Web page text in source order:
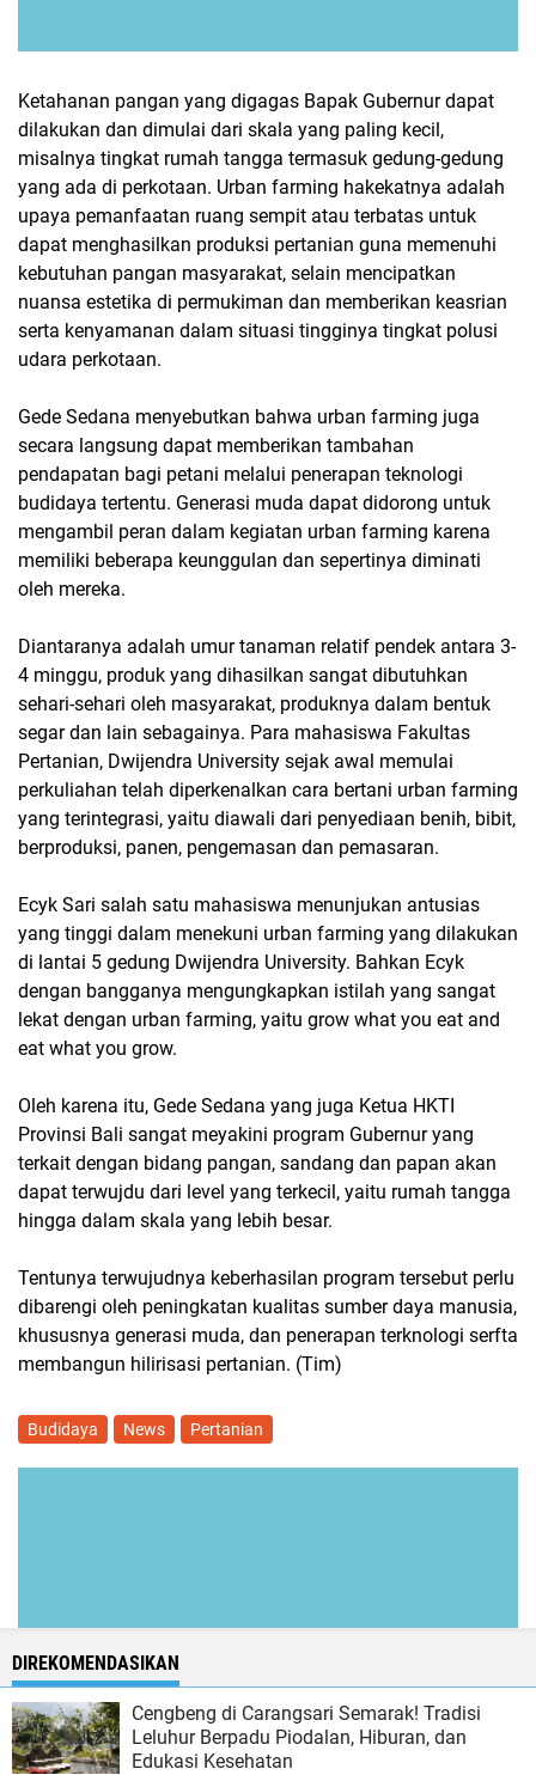
Ketahanan pangan yang digagas Bapak Gubernur dapat
dilakukan dan dimulai dari skala yang paling kecil,
misalnya tingkat rumah tangga termasuk gedung-gedung
yang ada di perkotaan. Urban farming hakekatnya adalah
upaya pemanfaatan ruang sempit atau terbatas untuk
dapat menghasilkan produksi pertanian guna memenuhi
kebutuhan pangan masyarakat, selain mencipatkan
nuansa estetika di permukiman dan memberikan keasrian
serta kenyamanan dalam situasi tingginya tingkat polusi
udara perkotaan.
Gede Sedana menyebutkan bahwa urban farming juga
secara langsung dapat memberikan tambahan
pendapatan bagi petani melalui penerapan teknologi
budidaya tertentu. Generasi muda dapat didorong untuk
mengambil peran dalam kegiatan urban farming karena
memiliki beberapa keunggulan dan sepertinya diminati
oleh mereka.
Diantaranya adalah umur tanaman relatif pendek antara 3-
4 minggu, produk yang dihasilkan sangat dibutuhkan
sehari-sehari oleh masyarakat, produknya dalam bentuk
segar dan lain sebagainya. Para mahasiswa Fakultas
Pertanian, Dwijendra University sejak awal memulai
perkuliahan telah diperkenalkan cara bertani urban farming
yang terintegrasi, yaitu diawali dari penyediaan benih, bibit,
berproduksi, panen, pengemasan dan pemasaran.
Ecyk Sari salah satu mahasiswa menunjukan antusias
yang tinggi dalam menekuni urban farming yang dilakukan
di lantai 5 gedung Dwijendra University. Bahkan Ecyk
dengan bangganya mengungkapkan istilah yang sangat
lekat dengan urban farming, yaitu grow what you eat and
eat what you grow.
Oleh karena itu, Gede Sedana yang juga Ketua HKTI
Provinsi Bali sangat meyakini program Gubernur yang
terkait dengan bidang pangan, sandang dan papan akan
dapat terwujdu dari level yang terkecil, yaitu rumah tangga
hingga dalam skala yang lebih besar.
Tentunya terwujudnya keberhasilan program tersebut perlu
dibarengi oleh peningkatan kualitas sumber daya manusia,
khususnya generasi muda, dan penerapan terknologi serfta
membangun hilirisasi pertanian. (Tim)
Budidaya News Pertanian
DIREKOMENDASIKAN
Cengbeng di Carangsari Semarak! Tradisi
Leluhur Berpadu Piodalan, Hiburan, dan
Edukasi Kesehatan